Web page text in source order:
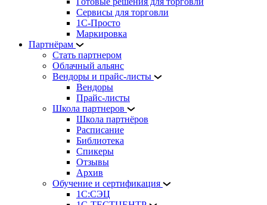
Сервисы для торговли
1С-Просто
Маркировка
Партнёрам
Стать партнером
Облачный альянс
Вендоры и прайс-листы
Вендоры
Прайс-листы
Школа партнеров
Школа партнёров
Расписание
Библиотека
Спикеры
Отзывы
Архив
Обучение и сертификация
1С:СЭЦ